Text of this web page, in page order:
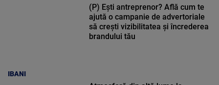
IBANI
(P) Ești antreprenor? Află cum te
ajută o campanie de advertoriale
să crești vizibilitatea și încrederea
brandului tău